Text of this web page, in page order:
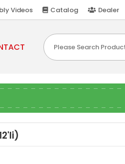
Videos Catalog Dealer